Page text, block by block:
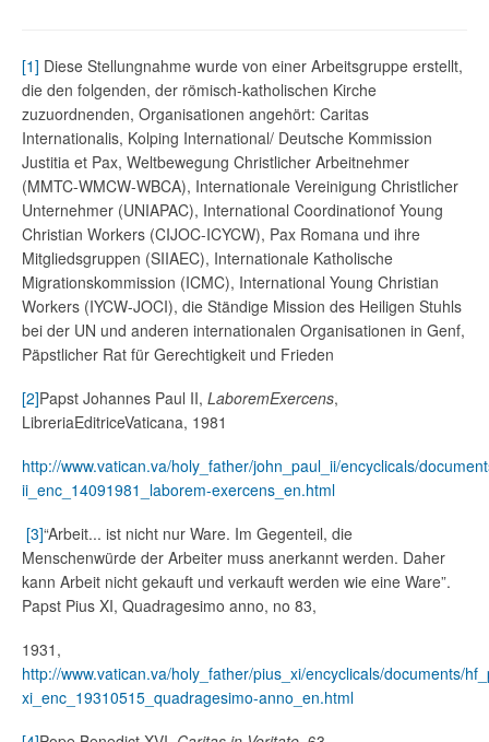
[1] Diese Stellungnahme wurde von einer Arbeitsgruppe erstellt,
die den folgenden, der römisch-katholischen Kirche
zuzuordnenden, Organisationen angehört: Caritas
Internationalis, Kolping International/ Deutsche Kommission
Justitia et Pax, Weltbewegung Christlicher Arbeitnehmer
(MMTC-WMCW-WBCA), Internationale Vereinigung Christlicher
Unternehmer (UNIAPAC), International Coordinationof Young
Christian Workers (CIJOC-ICYCW), Pax Romana und ihre
Mitgliedsgruppen (SIIAEC), Internationale Katholische
Migrationskommission (ICMC), International Young Christian
Workers (IYCW-JOCI), die Ständige Mission des Heiligen Stuhls
bei der UN und anderen internationalen Organisationen in Genf,
Päpstlicher Rat für Gerechtigkeit und Frieden
[2]Papst Johannes Paul II, LaboremExercens,
LibreriaEditriceVaticana, 1981
http://www.vatican.va/holy_father/john_paul_ii/encyclicals/
ii_enc_14091981_laborem-exercens_en.html
[3]“Arbeit... ist nicht nur Ware. Im Gegenteil, die
Menschenwürde der Arbeiter muss anerkannt werden. Daher
kann Arbeit nicht gekauft und verkauft werden wie eine Ware”.
Papst Pius XI, Quadragesimo anno, no 83,
1931,
http://www.vatican.va/holy_father/pius_xi/encyclicals/documents/
xi_enc_19310515_quadragesimo-anno_en.html